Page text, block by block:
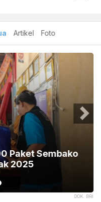
Waisak
Artikel Foto
DOK. BRI
Paket Sembako
2025